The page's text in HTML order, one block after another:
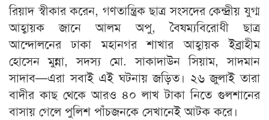
রিয়াদ স্বীকার করেন, গণতান্ত্রিক ছাত্র সংসদের কেন্দ্রীয় যুগ্ম
আহ্বায়ক জানে আলম অপু, বৈষম্যবিরোধী ছাত্র
আন্দোলনের ঢাকা মহানগর শাখার আহ্বায়ক ইব্রাহীম
হোসেন মুন্না, সদস্য মো. সাকাদাউন সিয়াম, সাদমান
সাদাব—এরা সবাই এই ঘটনায় জড়িত। ২৬ জুলাই তারা
বাদীর কাছ থেকে আরও ৪০ লাখ টাকা নিতে গুলশানের
বাসায় গেলে পুলিশ পাঁচজনকে সেখানেই আটক করে।